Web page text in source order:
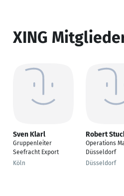
XING
Sven Klarl
Gruppenleiter
Seefracht Export
Köln
Robert
Operations
Düsseldorf
Düsseldorf